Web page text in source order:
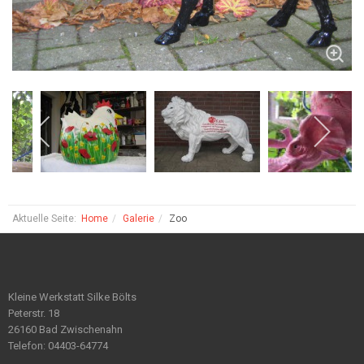
Aktuelle Seite: Home Galerie Zoo
Kleine Werkstatt Silke Bölts
Peterstr. 18
26160 Bad Zwischenahn
Telefon: 04403-64774